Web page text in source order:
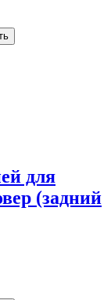
для
(задний